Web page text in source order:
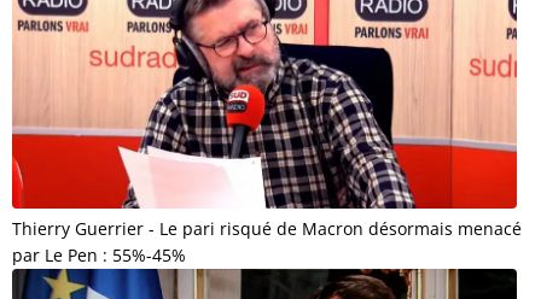
Thierry Guerrier - Le pari risqué de Macron désormais menacé
par Le Pen : 55%-45%